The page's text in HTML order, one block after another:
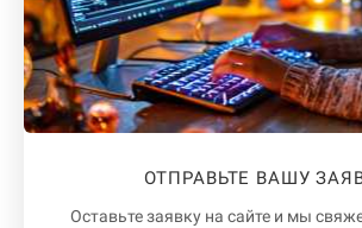
ОТПРАВЬТЕ ВАШУ
Оставьте заявку на сайте и мы